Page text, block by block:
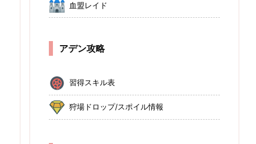
血盟レイド
アデン攻略
習得スキル表
狩場ドロップ/スポイル情報